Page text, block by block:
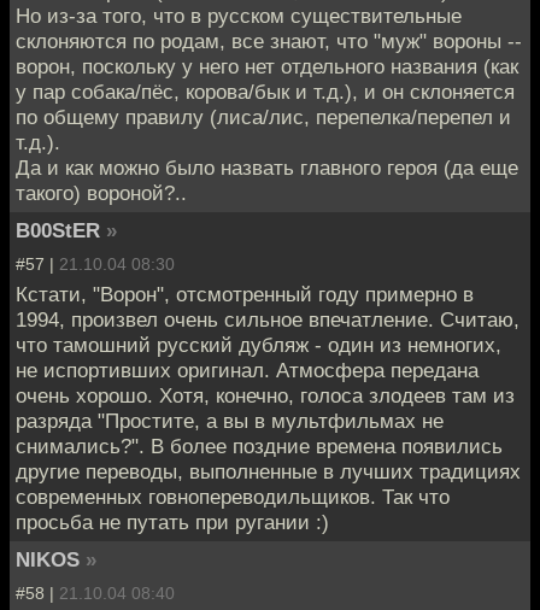
Но из-за того, что в русском существительные
склоняются по родам, все знают, что "муж" вороны --
ворон, поскольку у него нет отдельного названия (как
у пар собака/пёс, корова/бык и т.д.), и он склоняется
по общему правилу (лиса/лис, перепелка/перепел и
т.д.).
Да и как можно было назвать главного героя (да еще
такого) вороной?..
B00StER »
#57 | 21.10.04 08:30
Кстати, "Ворон", отсмотренный году примерно в
1994, произвел очень сильное впечатление. Считаю,
что тамошний русский дубляж - один из немногих,
не испортивших оригинал. Атмосфера передана
очень хорошо. Хотя, конечно, голоса злодеев там из
разряда "Простите, а вы в мультфильмах не
снимались?". В более поздние времена появились
другие переводы, выполненные в лучших традициях
современных говнопереводильщиков. Так что
просьба не путать при ругании :)
NIKOS »
#58 | 21.10.04 08:40